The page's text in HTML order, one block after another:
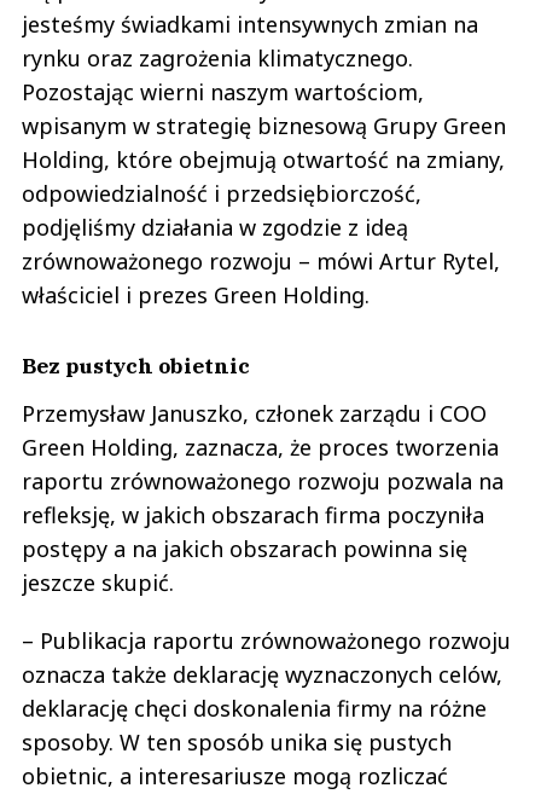
jesteśmy świadkami intensywnych zmian na
rynku oraz zagrożenia klimatycznego.
Pozostając wierni naszym wartościom,
wpisanym w strategię biznesową Grupy Green
Holding, które obejmują otwartość na zmiany,
odpowiedzialność i przedsiębiorczość,
podjęliśmy działania w zgodzie z ideą
zrównoważonego rozwoju – mówi Artur Rytel,
właściciel i prezes Green Holding.
Bez pustych obietnic
Przemysław Januszko, członek zarządu i COO
Green Holding, zaznacza, że proces tworzenia
raportu zrównoważonego rozwoju pozwala na
refleksję, w jakich obszarach firma poczyniła
postępy a na jakich obszarach powinna się
jeszcze skupić.
– Publikacja raportu zrównoważonego rozwoju
oznacza także deklarację wyznaczonych celów,
deklarację chęci doskonalenia firmy na różne
sposoby. W ten sposób unika się pustych
obietnic, a interesariusze mogą rozliczać